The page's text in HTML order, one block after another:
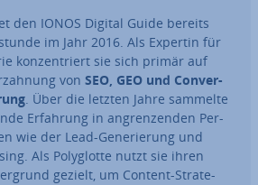
den IONOS Digital Guide bereits
im Jahr 2016. Als Expertin für
kon­zen­triert sie sich primär auf
von SEO, GEO und Con­ver­
. Über die letzten Jahre sammelte
Erfahrung in an­gren­zen­den Per­
wie der Lead-Ge­ne­rie­rung und
Als Po­ly­glot­te nutzt sie ihren
gezielt, um Content-Stra­te­